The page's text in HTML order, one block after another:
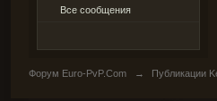
Все сообщения
Форум Euro-PvP.Com → Публикации